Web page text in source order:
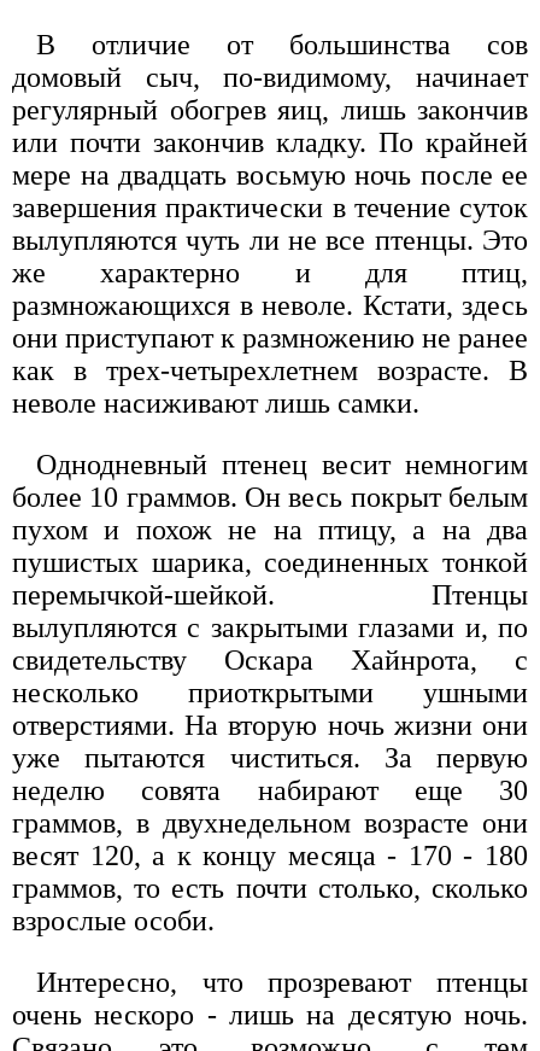
В отличие от большинства сов
домовый сыч, по-видимому, начинает
регулярный обогрев яиц, лишь закончив
или почти закончив кладку. По крайней
мере на двадцать восьмую ночь после ее
завершения практически в течение суток
вылупляются чуть ли не все птенцы. Это
же характерно и для птиц,
размножающихся в неволе. Кстати, здесь
они приступают к размножению не ранее
как в трех-четырехлетнем возрасте. В
неволе насиживают лишь самки.
Однодневный птенец весит немногим
более 10 граммов. Он весь покрыт белым
пухом и похож не на птицу, а на два
пушистых шарика, соединенных тонкой
перемычкой-шейкой. Птенцы
вылупляются с закрытыми глазами и, по
свидетельству Оскара Хайнрота, с
несколько приоткрытыми ушными
отверстиями. На вторую ночь жизни они
уже пытаются чиститься. За первую
неделю совята набирают еще 30
граммов, в двухнедельном возрасте они
весят 120, а к концу месяца - 170 - 180
граммов, то есть почти столько, сколько
взрослые особи.
Интересно, что прозревают птенцы
очень нескоро - лишь на десятую ночь.